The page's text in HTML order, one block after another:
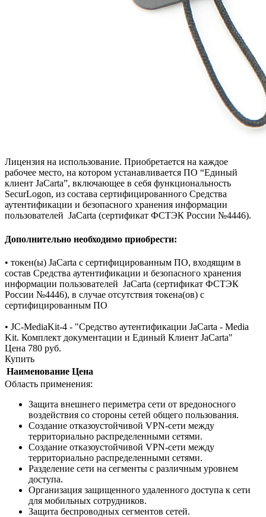
Лицензия на использование. Приобретается на каждое
рабочее место, на котором устанавливается ПО “Единый
клиент JaCarta”, включающее в себя функциональность
SecurLogon, из состава сертифицированного Средства
аутентификации и безопасного хранения информации
пользователей JaCarta (сертификат ФСТЭК России №4446).
Дополнительно необходимо приобрести:
• токен(ы) JaCarta с сертифицированным ПО, входящим в
состав Средства аутентификации и безопасного хранения
информации пользователей JaCarta (сертификат ФСТЭК
России №4446), в случае отсутствия токена(ов) с
сертифицированным ПО
• JC-MediaKit-4 - "Средство аутентификации JaCarta - Media
Kit. Комплект документации и Единый Клиент JaCarta"
Цена 780 руб.
Купить
Наименование Цена
Область применения:
Защита внешнего периметра сети от вредоносного
воздействия со стороны сетей общего пользования.
Создание отказоустойчивой VPN-сети между
территориально распределенными сетями.
Создание отказоустойчивой VPN-сети между
территориально распределенными сетями.
Разделение сети на сегменты с различным уровнем
доступа.
Организация защищенного удаленного доступа к сети
для мобильных сотрудников.
Защита беспроводных сегментов сетей.